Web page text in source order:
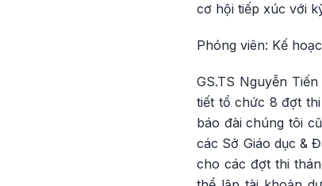
cơ hội tiếp xúc với
Phóng viên: Kế
GS.TS Nguyễn
tiết tổ chức 8 đợt
báo đài chúng tôi
các Sở Giáo dục &
cho các đợt thi